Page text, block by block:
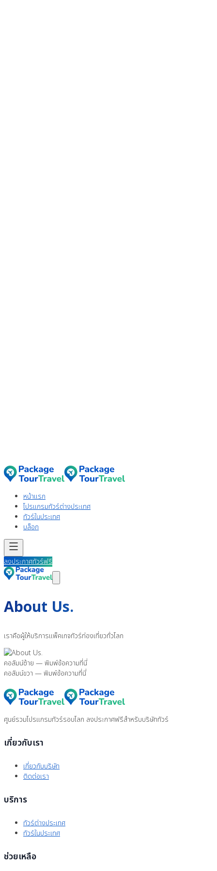
หน้าแรก
โปรแกรมทัวร์ต่างประเทศ
ทัวร์ในประเทศ
บล็อก
Open main menu
ลงประกาศทัวร์ฟรี
About Us.
เราคือผู้ให้บริการแพ็คเกจทัวร์ท่องเที่ยวทั่วโลก
คอลัมน์ซ้าย — พิมพ์ข้อความที่นี่
คอลัมน์ขวา — พิมพ์ข้อความที่นี่
ศูนย์รวมโปรแกรมทัวร์รอบโลก ลงประกาศฟรีสำหรับบริษัททัวร์
เกี่ยวกับเรา
เกี่ยวกับบริษัท
ติดต่อเรา
บริการ
ทัวร์ต่างประเทศ
ทัวร์ในประเทศ
ช่วยเหลือ